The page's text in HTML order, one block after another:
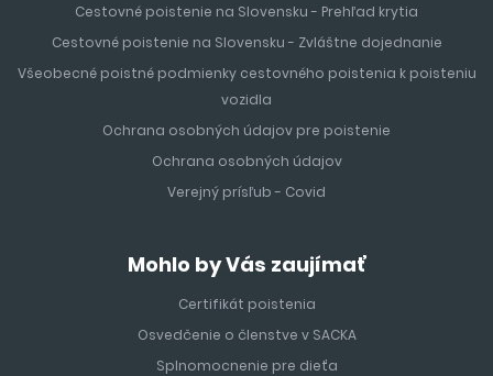
Cestovné poistenie na Slovensku - Prehľad krytia
Cestovné poistenie na Slovensku - Zvláštne dojednanie
Všeobecné poistné podmienky cestovného poistenia k poisteniu
vozidla
Ochrana osobných údajov pre poistenie
Ochrana osobných údajov
Verejný prísľub - Covid
Mohlo by Vás zaujímať
Certifikát poistenia
Osvedčenie o členstve v SACKA
Splnomocnenie pre dieťa